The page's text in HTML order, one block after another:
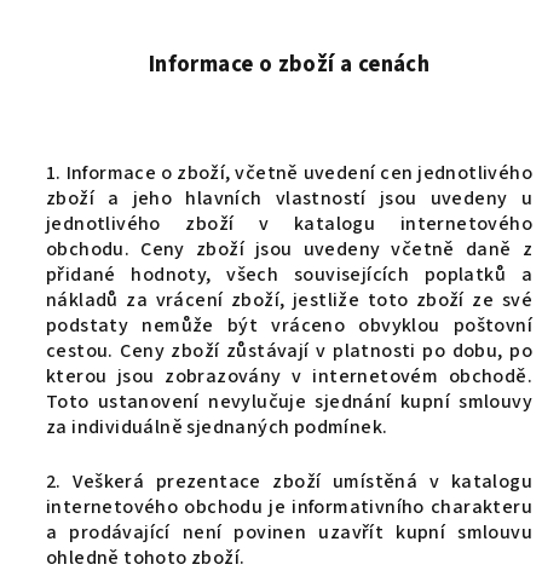
Informace o zboží a cenách
1. Informace o zboží, včetně uvedení cen jednotlivého
zboží a jeho hlavních vlastností jsou uvedeny u
jednotlivého zboží v katalogu internetového
obchodu. Ceny zboží jsou uvedeny včetně daně z
přidané hodnoty, všech souvisejících poplatků a
nákladů za vrácení zboží, jestliže toto zboží ze své
podstaty nemůže být vráceno obvyklou poštovní
cestou. Ceny zboží zůstávají v platnosti po dobu, po
kterou jsou zobrazovány v internetovém obchodě.
Toto ustanovení nevylučuje sjednání kupní smlouvy
za individuálně sjednaných podmínek.
2. Veškerá prezentace zboží umístěná v katalogu
internetového obchodu je informativního charakteru
a prodávající není povinen uzavřít kupní smlouvu
ohledně tohoto zboží.